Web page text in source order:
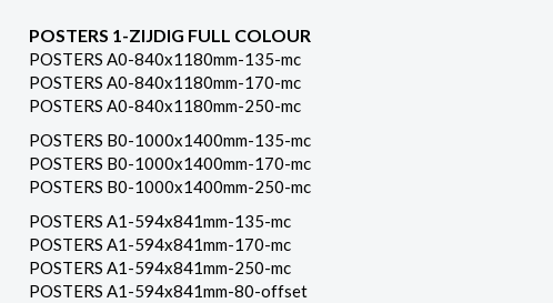
POSTERS 1-ZIJDIG FULL COLOUR
POSTERS A0-840x1180mm-135-mc
POSTERS A0-840x1180mm-170-mc
POSTERS A0-840x1180mm-250-mc
POSTERS B0-1000x1400mm-135-mc
POSTERS B0-1000x1400mm-170-mc
POSTERS B0-1000x1400mm-250-mc
POSTERS A1-594x841mm-135-mc
POSTERS A1-594x841mm-170-mc
POSTERS A1-594x841mm-250-mc
POSTERS A1-594x841mm-80-offset